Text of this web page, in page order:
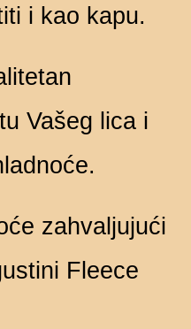
i kao kapu.
Vašeg lica i
zahvaljujući
Fleece